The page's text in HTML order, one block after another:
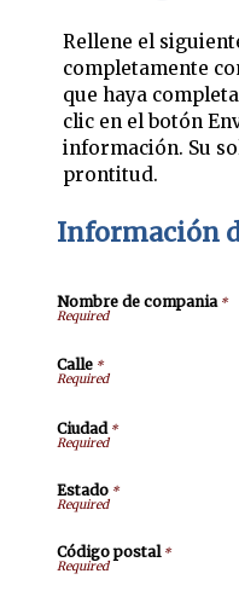
Rellene el
completamente
que haya
clic en el botón
información. Su
prontitud.
Información
Nombre de compania*
Calle*
Ciudad*
Estado*
Código postal*